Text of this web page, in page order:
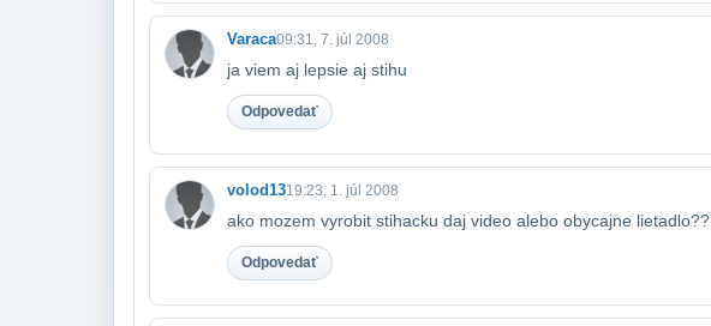
Varaca09:31, 7. júl 2008
ja viem aj lepsie aj stihu
Odpovedať
volod1319:23, 1. júl 2008
ako mozem vyrobit stihacku daj video alebo obycajne lietadlo??
Odpovedať